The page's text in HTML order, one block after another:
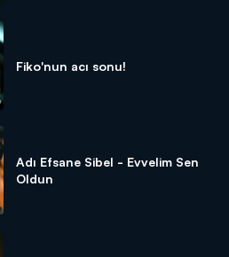
Fiko'nun acı sonu!
Adı Efsane Sibel - Evvelim Sen
Oldun